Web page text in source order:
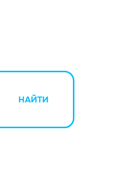
НАЙТИ